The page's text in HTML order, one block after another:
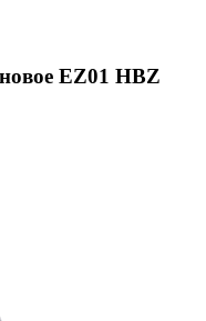
EZ01 HBZ